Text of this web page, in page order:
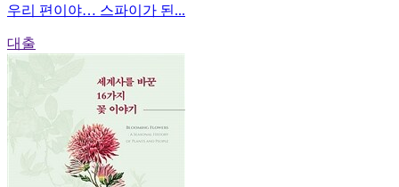
우리 편이야… 스파이가 된...
대출